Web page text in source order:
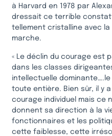
à Harvard en 1978 par
dressait ce terrible constat
tellement cristalline avec
marche.
« Le déclin du courage est
dans les classes
intellectuelle
toute entière. Bien sûr, il y
courage individuel mais ce
donnent sa direction à la
fonctionnaires et les
cette faiblesse, cette